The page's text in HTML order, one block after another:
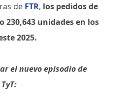
de FTR, los pedidos de
230,643 unidades en los
2025.
el nuevo episodio de